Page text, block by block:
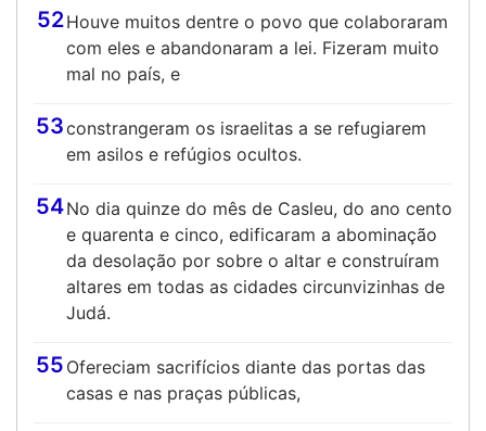
52Houve muitos dentre o povo que colaboraram
com eles e abandonaram a lei. Fizeram muito
mal no país, e
53constrangeram os israelitas a se refugiarem
em asilos e refúgios ocultos.
54No dia quinze do mês de Casleu, do ano cento
e quarenta e cinco, edificaram a abominação
da desolação por sobre o altar e construíram
altares em todas as cidades circunvizinhas de
Judá.
55 Ofereciam sacrifícios diante das portas das
casas e nas praças públicas,